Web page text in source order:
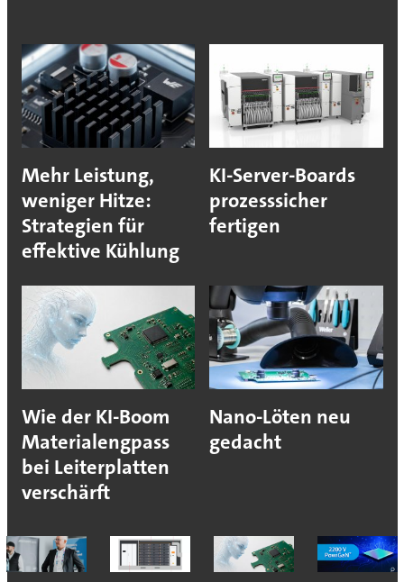
Mehr Leistung,
weniger Hitze:
Strategien für
effektive Kühlung
KI-Server-Boards
prozesssicher
fertigen
Wie der KI-Boom
Materialengpass
bei Leiterplatten
verschärft
Nano-Löten neu
gedacht